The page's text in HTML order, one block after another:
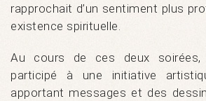
rapprochait d’un sentiment plus
existence spirituelle.
Au cours de ces deux
participé à une initiative
apportant messages et des